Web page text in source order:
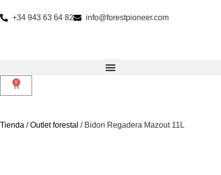
+34 943 63 64 82 info@forestpioneer.com
0
Tienda /Outlet forestal / Bidon Regadera Mazout 11L